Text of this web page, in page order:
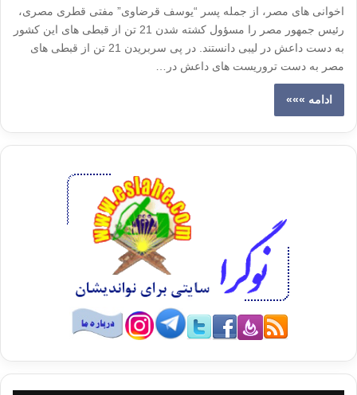
اخوانی های مصر، از جمله پسر “یوسف قرضاوی” مفتی قطری مصری،
رئیس جمهور مصر را مسؤول کشته شدن 21 تن از قبطی های این کشور
به دست داعش در لیبی دانستند. در پی سربریدن 21 تن از قبطی های
مصر به دست تروریست های داعش در…
ادامه »»»